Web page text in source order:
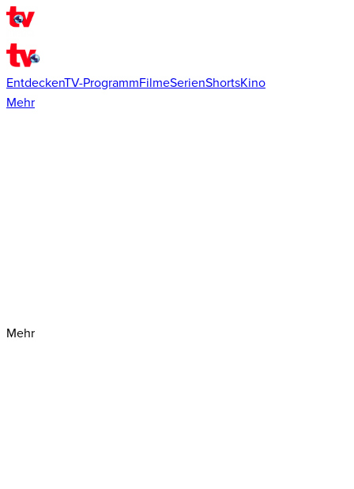
EntdeckenTV-ProgrammFilmeSerienShortsKino
Mehr
Mehr